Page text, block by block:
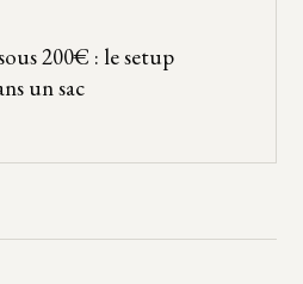
200€ : le setup
un sac